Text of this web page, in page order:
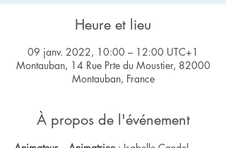
Heure et lieu
09 janv. 2022, 10:00 – 12:00 UTC+1
Montauban, 14 Rue Prte du Moustier, 82000
Montauban, France
À propos de l'événement